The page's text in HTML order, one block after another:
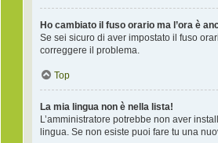
Ho cambiato il fuso orario ma l’ora è
Se sei sicuro di aver impostato il fuso
correggere il problema.
Top
La mia lingua non è nella lista!
L’amministratore potrebbe non aver
lingua. Se non esiste puoi fare tu una